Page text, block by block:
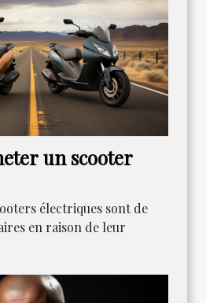
un scooter
électriques sont de
en raison de leur